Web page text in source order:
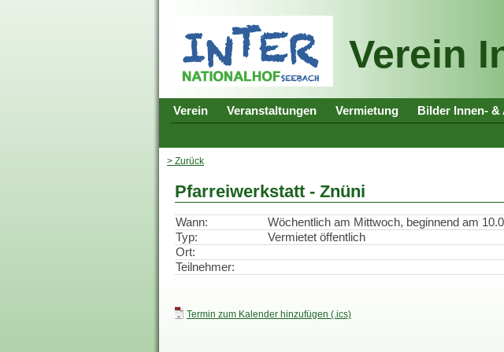
Verein
Verein Veranstaltungen Vermietung Bilder Innen-
> Zurück
Pfarreiwerkstatt - Znüni
Wann:
Wöchentlich am Mittwoch, beginnend am
Typ:
Vermietet öffentlich
Ort:
Teilnehmer:
Termin zum Kalender hinzufügen (.ics)